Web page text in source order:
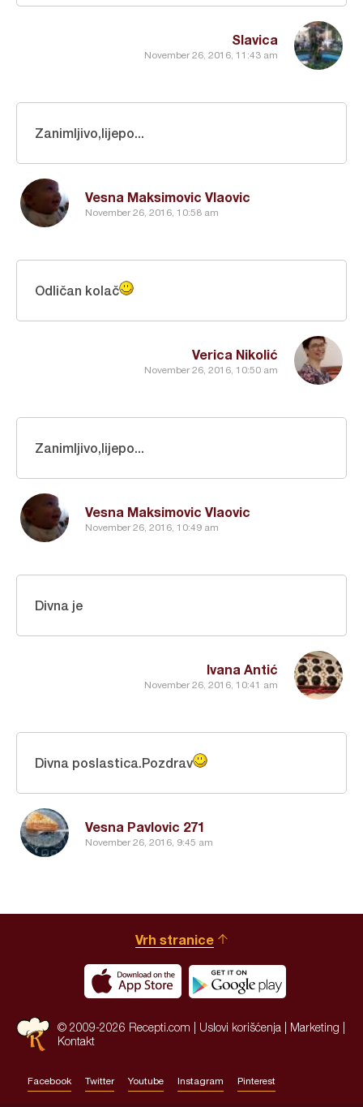
Slavica
November 26, 2016, 11:43 am
Vesna Maksimovic Vlaovic
November 26, 2016, 10:58 am
Zanimljivo,lijepo...
Verica Nikolić
November 26, 2016, 10:50 am
Odličan kolač
Vesna Maksimovic Vlaovic
November 26, 2016, 10:49 am
Zanimljivo,lijepo...
Ivana Antić
November 26, 2016, 10:41 am
Divna je
Vesna Pavlovic 271
November 26, 2016, 9:45 am
Divna poslastica.Pozdrav
Vrh stranice
© 2009-2026 Recepti.com | Uslovi korišćenja Marketing
Kontakt
Facebook Twitter Youtube Instagram Pinterest